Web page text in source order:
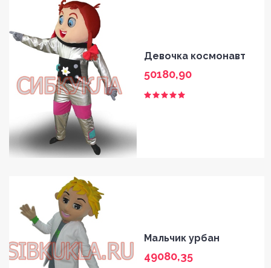
GALLERY
BLOG
Девочка космонавт
50180,90
Мальчик урбан
49080,35